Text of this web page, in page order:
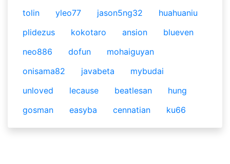
tolin
yleo77 jason5ng32
huahuaniu
plidezus
kokotaro ansion
blueven
neo886
dofun
mohaiguyan
onisama82
javabeta
mybudai
unloved
lecause beatlesan
hung
gosman
easyba cennatian ku66